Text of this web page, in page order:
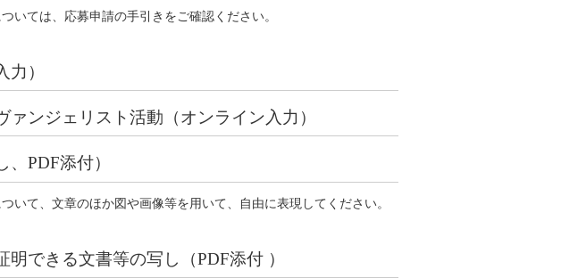
いては、応募申請の手引きをご確認ください。
力）
ァンジェリスト活動（オンライン入力）
、PDF添付）
いて、文章のほか図や画像等を用いて、自由に表現してください。
明できる文書等の写し（PDF添付 ）